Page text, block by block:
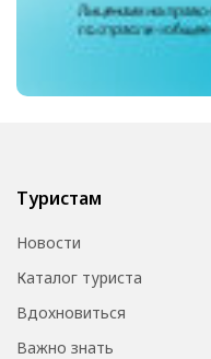
Туристам
Новости
Каталог туриста
Вдохновиться
Важно знать